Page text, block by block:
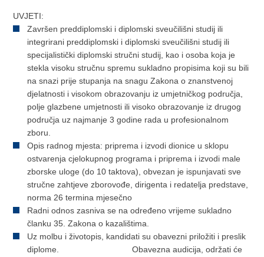
UVJETI:
Završen preddiplomski i diplomski sveučilišni studij ili
integrirani preddiplomski i diplomski sveučilišni studij ili
specijalistički diplomski stručni studij, kao i osoba koja je
stekla visoku stručnu spremu sukladno propisima koji su bili
na snazi prije stupanja na snagu Zakona o znanstvenoj
djelatnosti i visokom obrazovanju iz umjetničkog područja,
polje glazbene umjetnosti ili visoko obrazovanje iz drugog
područja uz najmanje 3 godine rada u profesionalnom
zboru.
Opis radnog mjesta: priprema i izvodi dionice u sklopu
ostvarenja cjelokupnog programa i priprema i izvodi male
zborske uloge (do 10 taktova), obvezan je ispunjavati sve
stručne zahtjeve zborovođe, dirigenta i redatelja predstave,
norma 26 termina mjesečno
Radni odnos zasniva se na određeno vrijeme sukladno
članku 35. Zakona o kazalištima.
Uz molbu i životopis, kandidati su obavezni priložiti i preslik
diplome. Obavezna audicija, održati će